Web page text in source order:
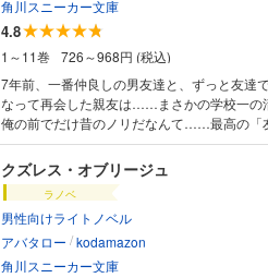
電子書籍版にはつきません] [これは2021年
ーを変更したものです]
角川スニーカー文庫
4.8
1～11巻
726～968円 (税込)
7年前、一番仲良しの男友達と、ずっと友達
なって再会した親友は……まさかの学校一
俺の前でだけ昔のノリだなんて……最高の「
クズレス・オブリージュ
ラノベ
男性向けライトノベル
アバタロー /kodamazon
角川スニーカー文庫